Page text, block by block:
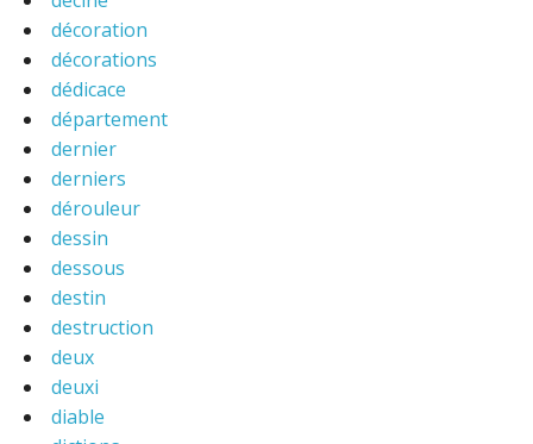
décoration
décorations
dédicace
département
dernier
derniers
dérouleur
dessin
dessous
destin
destruction
deux
deuxi
diable